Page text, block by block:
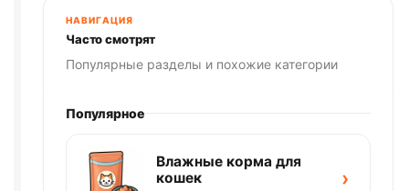
для
собак
250мл
НАВИГАЦИЯ
Часто смотрят
Популярные разделы и похожие категории
Популярное
Влажные корма для
кошек
›